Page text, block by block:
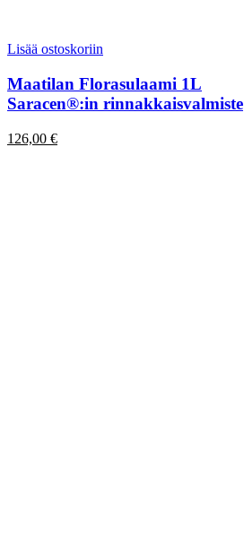
Lisää ostoskoriin
Maatilan Florasulaami 1L
Saracen®:in rinnakkaisvalmiste
126,00 €